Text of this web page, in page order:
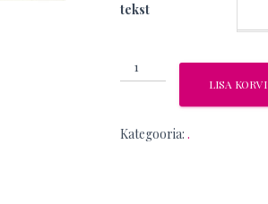
tekst
Elsa
kogus
LISA KORVI
Kategooria: .